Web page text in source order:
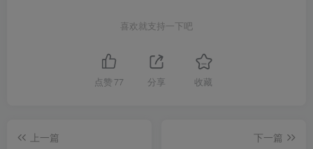
喜欢就支持一下吧
点赞 77 分享 收藏
上一篇
下一篇